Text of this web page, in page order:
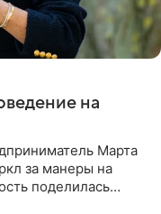
на
Марта
за манеры на
поделилась